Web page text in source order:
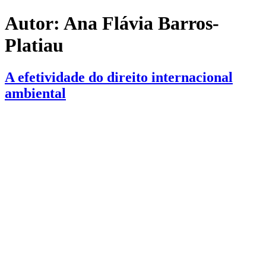
Autor: Ana Flávia Barros-
Platiau
A efetividade do direito internacional
ambiental